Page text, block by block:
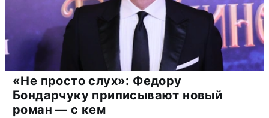
«Не просто слух»: Федору
Бондарчуку приписывают новый
роман — с кем